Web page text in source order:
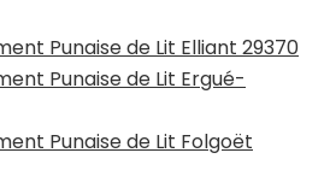
Punaise de Lit Elliant 29370
Punaise de Lit Ergué-
Punaise de Lit Folgoët